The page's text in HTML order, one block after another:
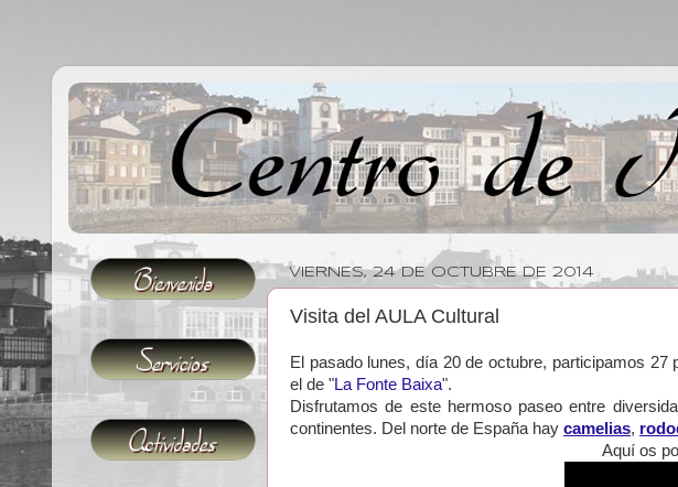
VIERNES, 24 DE OCTUBRE DE 2014
Visita del AULA Cultural
El pasado lunes, día 20 de octubre, participamos
el de "La Fonte Baixa".
Disfrutamos de este hermoso paseo entre
continentes. Del norte de España hay camelias,
Aquí os